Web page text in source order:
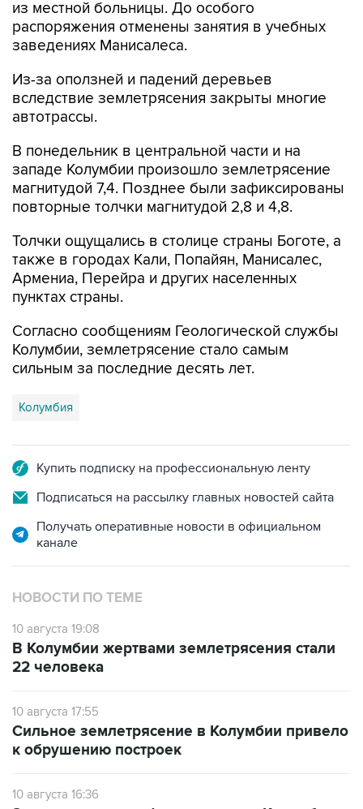
из местной больницы. До особого
распоряжения отменены занятия в учебных
заведениях Манисалеса.
Из-за оползней и падений деревьев
вследствие землетрясения закрыты многие
автотрассы.
В понедельник в центральной части и на
западе Колумбии произошло землетрясение
магнитудой 7,4. Позднее были зафиксированы
повторные толчки магнитудой 2,8 и 4,8.
Толчки ощущались в столице страны Боготе, а
также в городах Кали, Попайян, Манисалес,
Армениа, Перейра и других населенных
пунктах страны.
Согласно сообщениям Геологической службы
Колумбии, землетрясение стало самым
сильным за последние десять лет.
Колумбия
Купить подписку на профессиональную ленту
Подписаться на рассылку главных новостей сайта
Получать оперативные новости в официальном
канале
НОВОСТИ ПО ТЕМЕ
10 августа 19:08
В Колумбии жертвами землетрясения стали
22 человека
10 августа 17:55
Сильное землетрясение в Колумбии привело
к обрушению построек
10 августа 16:36